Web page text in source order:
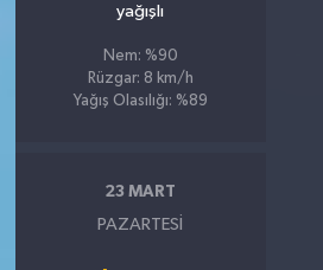
yağışlı
Nem: %90
Rüzgar: 8 km/h
Yağış Olasılığı: %89
23 MART
PAZARTESI